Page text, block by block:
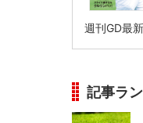
週刊GD最
記事ラ